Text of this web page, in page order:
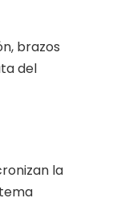
brazos
del
la